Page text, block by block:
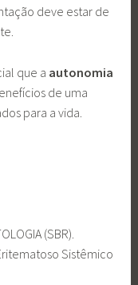
deve estar de
que a autonomia
de uma
para a vida.
(SBR).
Sistêmico